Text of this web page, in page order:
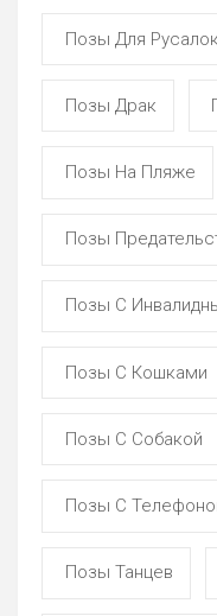
Позы Для Русалок
Позы Драк
Позы На Пляже
Позы
Позы С
Позы С Кошками
Позы С Собакой
Позы С
Позы Танцев